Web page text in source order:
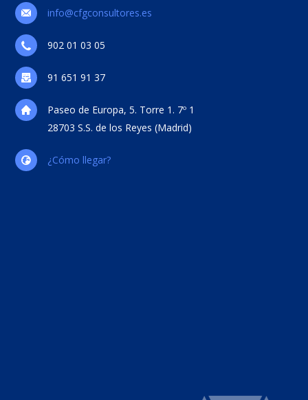
info@cfgconsultores.es
902 01 03 05
91 651 91 37
Paseo de Europa, 5. Torre 1. 7º 1
28703 S.S. de los Reyes (Madrid)
¿Cómo llegar?